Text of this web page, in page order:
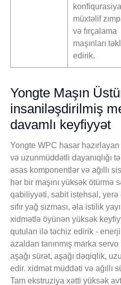
müxtəlif
və fırçalama
maşınları
edirik.
Yongte Maşın
insaniləşdirilmiş
davamlı keyfiyyət
Yongte WPC hasar
və uzunmüddətli dayanıqlığı
əsas komponentlər və ağıllı
hər bir maşını yüksək ötürmə
qabiliyyəti, sabit istehsal, yerə
sıfır yağ sızması, əla istilik
xidmətlə öyünən yüksək
qutuları ilə təchiz edirik -
azaldan tanınmış marka
aşağı sürət, aşağı dəqiqlik,
edir. xidmət müddəti və ağıllı
Tam ekstruziya xətti yüksək